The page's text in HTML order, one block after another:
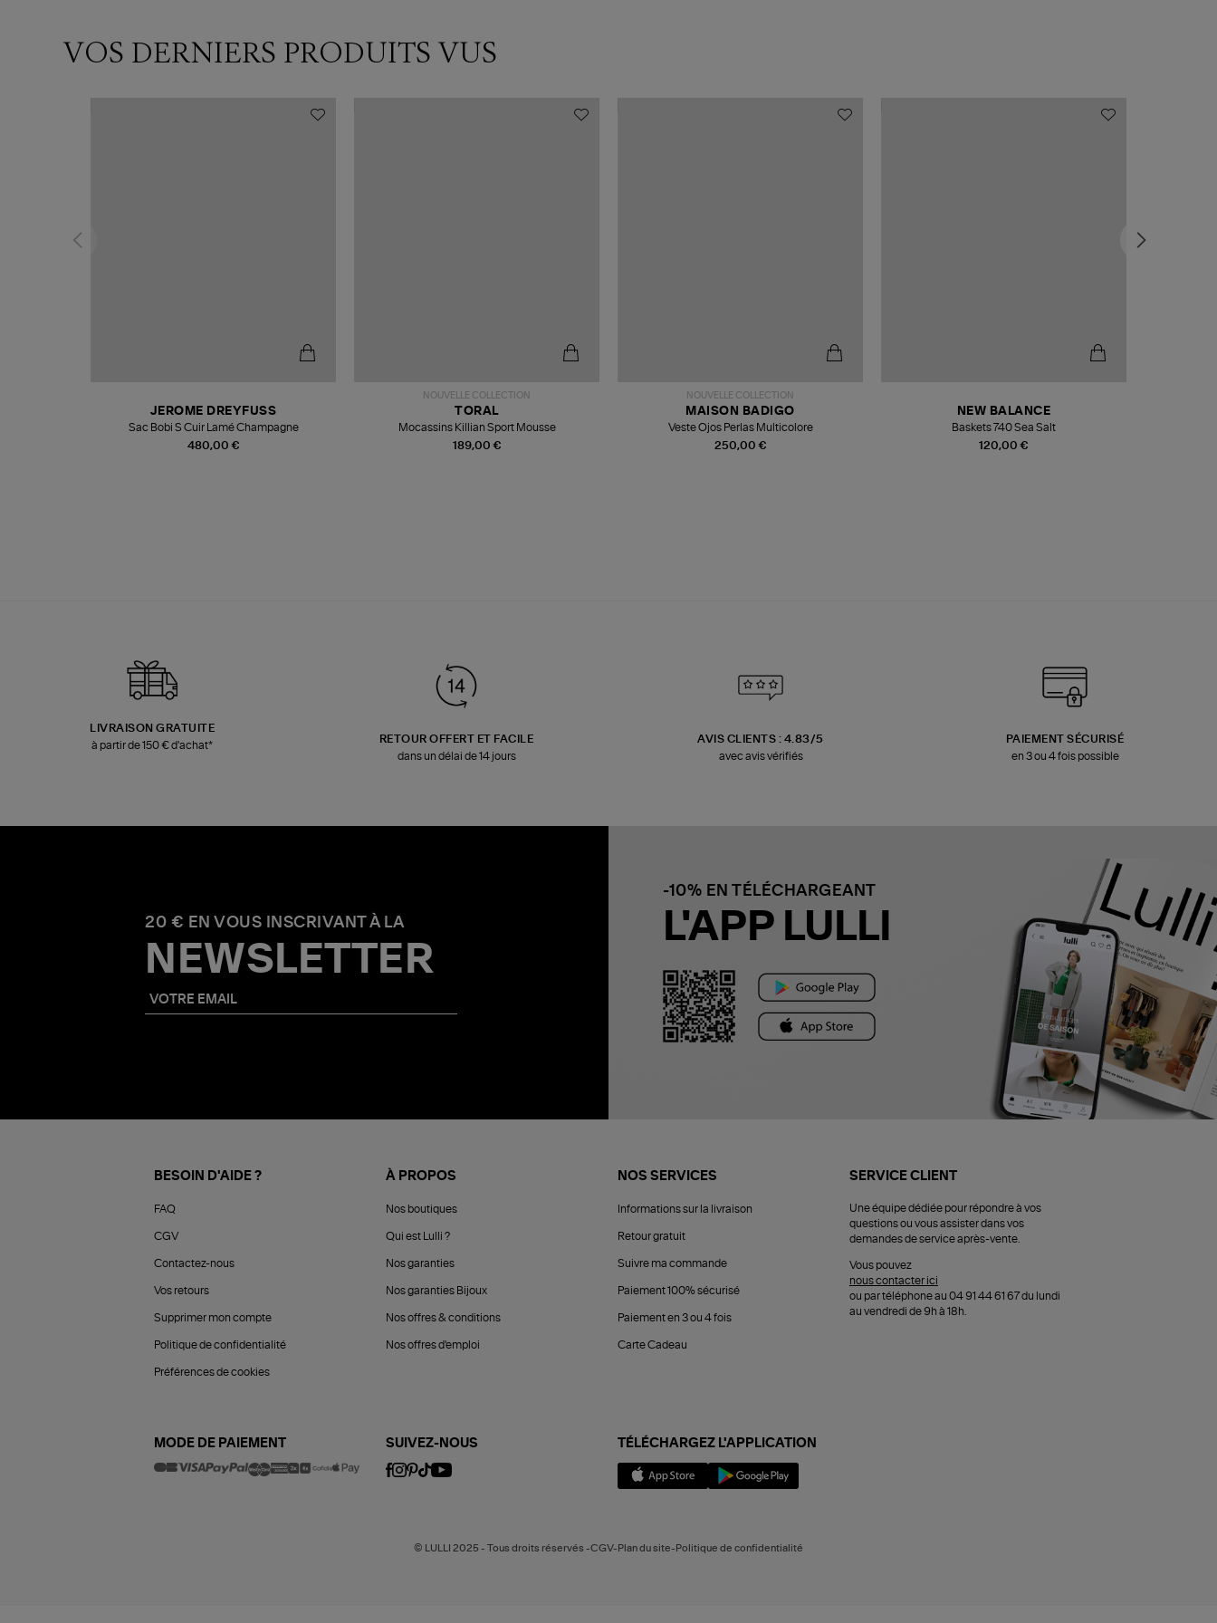
VOS DERNIERS PRODUITS VUS
480,00 €
JEROME DREYFUSS
Sac Bobi S Cuir Lamé Champagne
NOUVELLE COLLECTION
189,00 €
TORAL
Mocassins Killian Sport Mousse
NOUVELLE COLLECTION
250,00 €
MAISON BADIGO
Veste Ojos Perlas Multicolore
120,00 €
NEW BALANCE
Baskets 740 Sea Salt
LIVRAISON GRATUITE
à partir de 150 € d'achat*
RETOUR OFFERT ET FACILE
dans un délai de 14 jours
AVIS CLIENTS : 4.83/5
avec avis vérifiés
PAIEMENT SÉCURISÉ
en 3 ou 4 fois possible
20 € EN VOUS INSCRIVANT À LA
NEWSLETTER
-10% EN TÉLÉCHARGEANT
L'APP LULLI
BESOIN D'AIDE ?
FAQ
CGV
Contactez-nous
Vos retours
Supprimer mon compte
Politique de confidentialité
Préférences de cookies
À PROPOS
Nos boutiques
Qui est Lulli ?
Nos garanties
Nos garanties Bijoux
Nos offres & conditions
Nos offres d'emploi
NOS SERVICES
Informations sur la livraison
Retour gratuit
Suivre ma commande
Paiement 100% sécurisé
Paiement en 3 ou 4 fois
Carte Cadeau
SERVICE CLIENT
Une équipe dédiée pour répondre à vos
questions ou vous assister dans vos
demandes de service après-vente.
Vous pouvez
nous contacter ici
ou par téléphone au 04 91 44 61 67 du lundi
au vendredi de 9h à 18h.
MODE DE PAIEMENT SUIVEZ-NOUS TÉLÉCHARGEZ L'APPLICATION
© LULLI 2025 - Tous droits réservés -CGV-Plan du site-Politique de confidentialité